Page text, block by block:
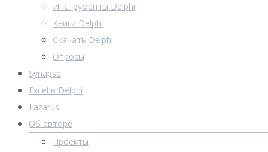
Инструменты Delphi
Книги Delphi
Скачать Delphi
Опросы
Synapse
Excel в Delphi
Lazarus
Об авторе
Проекты